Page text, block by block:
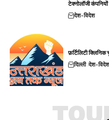
टेक्नोलॉजी कंपनियों
देश-विदेश
फ़र्टिलिटी क्लिनिक
दिल्ली देश-